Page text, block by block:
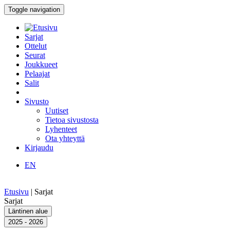
Toggle navigation
Sarjat
Ottelut
Seurat
Joukkueet
Pelaajat
Salit
Sivusto
Uutiset
Tietoa sivustosta
Lyhenteet
Ota yhteyttä
Kirjaudu
EN
Etusivu | Sarjat
Sarjat
Läntinen alue
2025 - 2026